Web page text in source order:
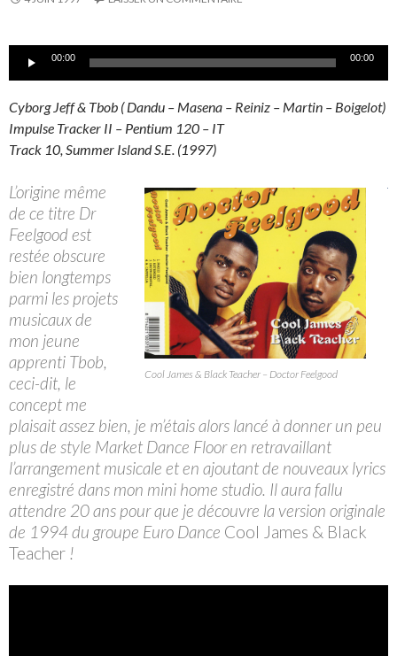
Lecteur00:00 00:00
Cyborg Jeff & Tbob ( Dandu – Masena – Reiniz – Martin – Boigelot)
Impulse Tracker II – Pentium 120 – IT
Track 10, Summer Island S.E. (1997)
Cool James & Black Teacher – Doctor Feelgood
L’origine même
de ce titre Dr
Feelgood est
restée obscure
bien longtemps
parmi les projets
musicaux de
mon jeune
apprenti Tbob,
ceci-dit, le
concept me
plaisait assez bien, je m’étais alors lancé à donner un peu
plus de style Market Dance Floor en retravaillant
l’arrangement musicale et en ajoutant de nouveaux lyrics
enregistré dans mon mini home studio. Il aura fallu
attendre 20 ans pour que je découvre la version originale
de 1994 du groupe Euro Dance Cool James & Black
Teacher !